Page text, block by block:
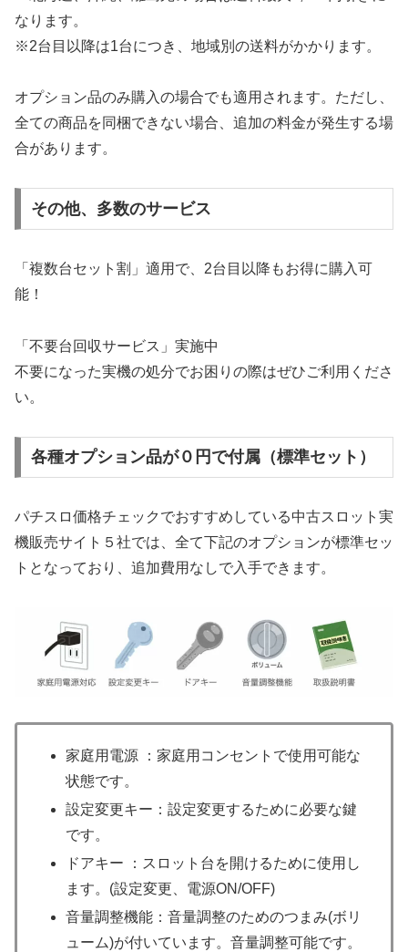
なります。
※2台目以降は1台につき、地域別の送料がかかります。
オプション品のみ購入の場合でも適用されます。ただし、
全ての商品を同梱できない場合、追加の料金が発生する場
合があります。
その他、多数のサービス
「複数台セット割」適用で、2台目以降もお得に購入可
能！
「不要台回収サービス」実施中
不要になった実機の処分でお困りの際はぜひご利用くださ
い。
各種オプション品が０円で付属（標準セット）
パチスロ価格チェックでおすすめしている中古スロット実
機販売サイト５社では、全て下記のオプションが標準セッ
トとなっており、追加費用なしで入手できます。
家庭用電源 ：家庭用コンセントで使用可能な
状態です。
設定変更キー：設定変更するために必要な鍵
です。
ドアキー ：スロット台を開けるために使用し
ます。(設定変更、電源ON/OFF)
音量調整機能：音量調整のためのつまみ(ボリ
ューム)が付いています。音量調整可能です。